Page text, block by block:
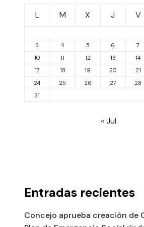
L
M X J V
3
4 5 6 7
10
11 12 13 14
17
18 19 20 21
24
25 26 27 28
31
« Jul
Entradas recientes
Concejo aprueba creación de